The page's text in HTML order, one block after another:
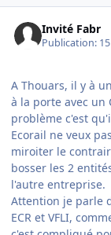
Invité Fabr
Publication:
A Thouars, il y à
à la porte avec un
problème c'est
Ecorail ne veux
miroiter le
bosser les 2
l'autre entreprise.
Attention je parle
ECR et VFLI,